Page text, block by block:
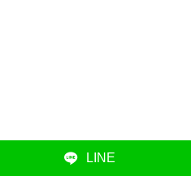
LINE